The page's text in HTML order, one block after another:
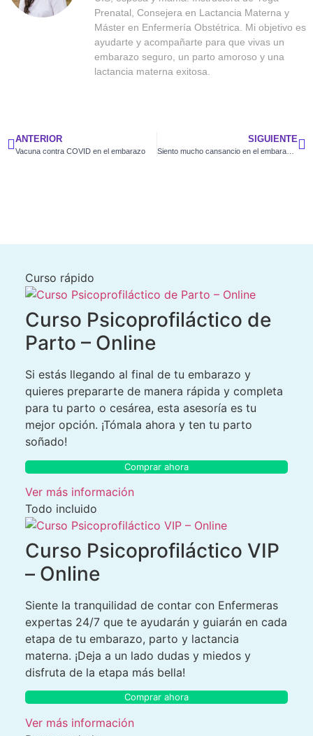
Prenatal, Consejera en Lactancia Materna y
Máster en Enfermería Obstétrica. Mi objetivo es
ayudarte y acompañarte para que vivas un
embarazo seguro, un parto amoroso y una
lactancia materna exitosa.
ANTERIOR
Vacuna contra COVID en el embarazo
SIGUIENTE
Siento mucho cansancio en el embarazo ¿debería preocuparme?
Curso rápido
Curso Psicoprofiláctico de
Parto – Online
Si estás llegando al final de tu embarazo y
quieres prepararte de manera rápida y completa
para tu parto o cesárea, esta asesoría es tu
mejor opción. ¡Tómala ahora y ten tu parto
soñado!
Comprar ahora
Ver más información
Todo incluido
Curso Psicoprofiláctico VIP
– Online
Siente la tranquilidad de contar con Enfermeras
expertas 24/7 que te ayudarán y guiarán en cada
etapa de tu embarazo, parto y lactancia
materna. ¡Deja a un lado dudas y miedos y
disfruta de la etapa más bella!
Comprar ahora
Ver más información